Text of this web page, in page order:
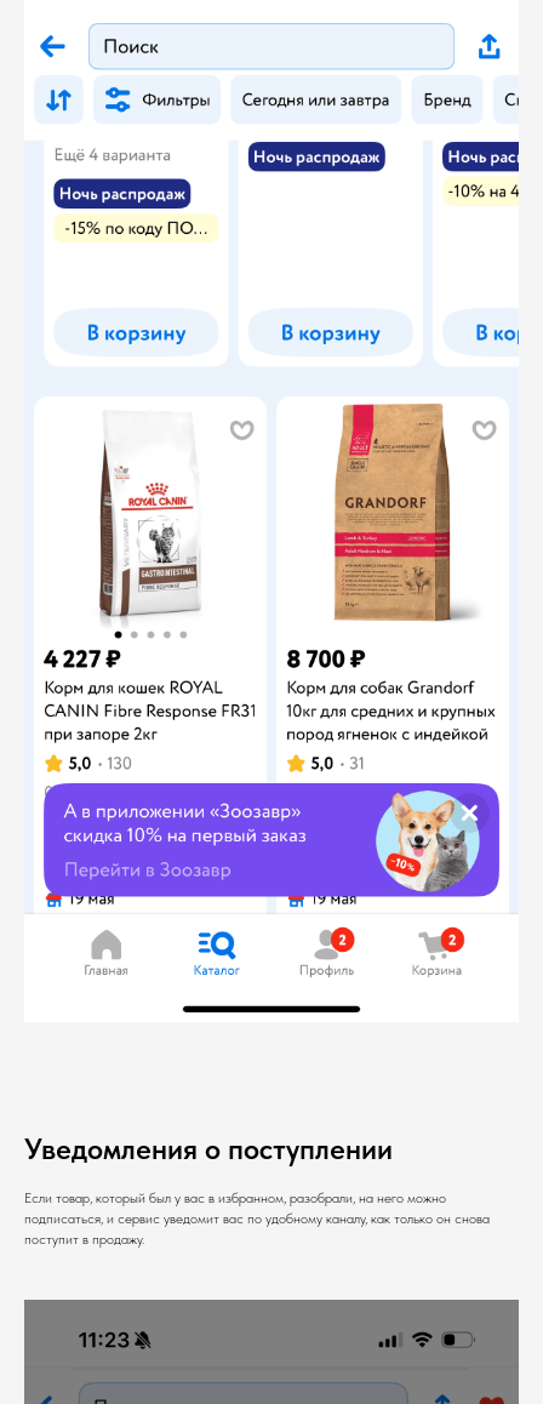
Уведомления о поступлении
Если товар, который был у вас в избранном, разобрали, на него можно
подписаться, и сервис уведомит вас по удобному каналу, как только он снова
поступит в продажу.